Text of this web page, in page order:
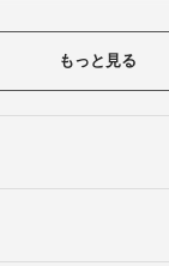
ウエスト】
もっと見る